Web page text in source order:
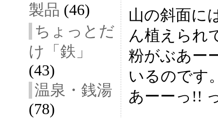
製品 (46)
ちょっとだ
け「鉄」
(43)
温泉・銭湯
(78)
山の斜面に
ん植えられ
粉がぶあー
いるのです
あーーっ!!